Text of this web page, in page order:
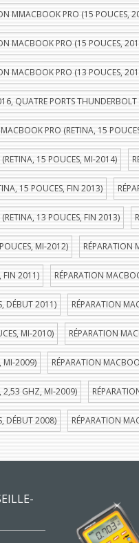
MMACBOOK PRO (15 POUCES,
MACBOOK PRO (15 POUCES,
MACBOOK PRO (13 POUCES,
QUATRE PORTS THUNDERBOLT
PRO (RETINA, 15
15 POUCES, MI-2014)
15 POUCES, FIN 2013)
13 POUCES, FIN 2013)
MI-2012) RÉPARATION
FIN 2011) RÉPARATION
DÉBUT 2011) RÉPARATION
MI-2010) RÉPARATION
MI-2009) RÉPARATION
2,53 GHZ, MI-2009)
DÉBUT 2008) RÉPARATION